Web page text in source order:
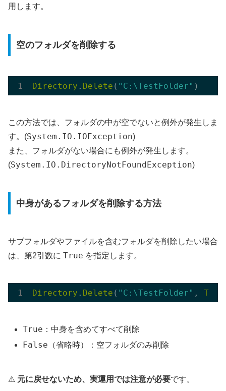
用します。
空のフォルダを削除する
Directory . Delete ( "C:\TestFolder"
この方法では、フォルダの中が空でないと例外が発生しま
す。(System.IO.IOException)
また、フォルダがない場合にも例外が発生します。
(System.IO.DirectoryNotFoundException)
中身があるフォルダを削除する方法
サブフォルダやファイルを含むフォルダを削除したい場合
は、第2引数に True を指定します。
Directory . Delete ( "C:\TestFolder" , True
True ：中身を含めてすべて削除
False （省略時）：空フォルダのみ削除
⚠ 元に戻せないため、実運用では注意が必要です。